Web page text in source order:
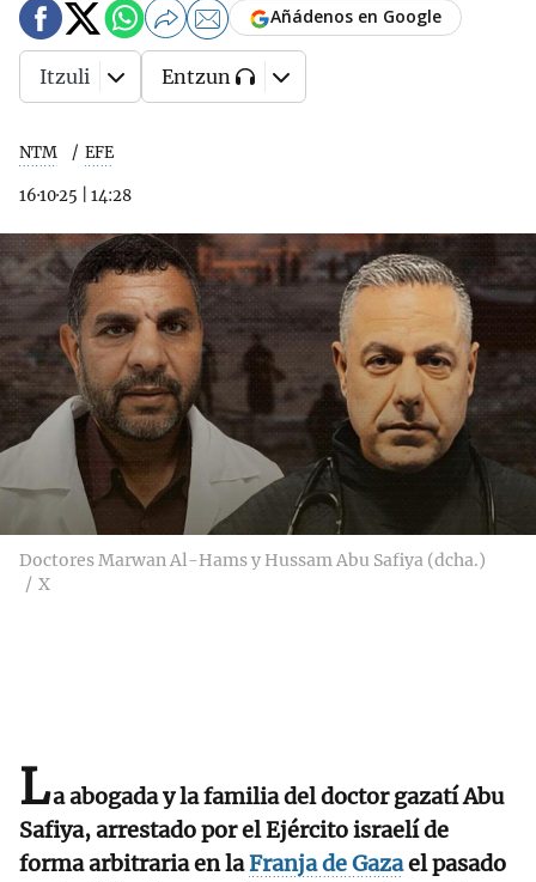
NTM EFE
16·10·25 14:28
Añádenos en Google
Itzuli Entzun
Doctores Marwan Al-Hams y Hussam Abu Safiya (dcha.)
X
La abogada y la familia del doctor gazatí Abu
Safiya, arrestado por el Ejército israelí de
forma arbitraria en laFranja de Gazael pasado